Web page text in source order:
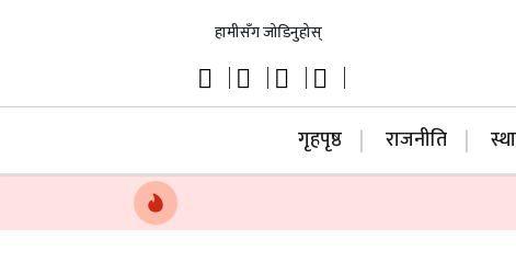
हामीसँग जोडिनुहोस्
गृहपृष्ठ राजनीति